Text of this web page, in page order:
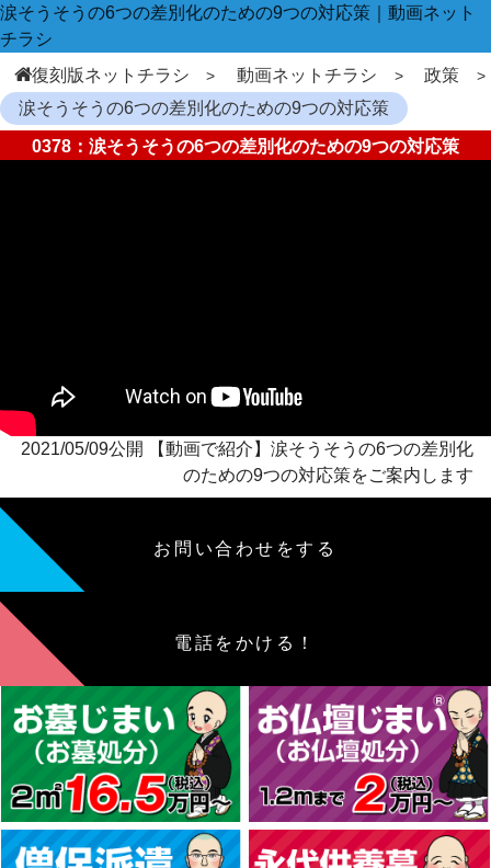
涙そうそうの6つの差別化のための9つの対応策｜動画ネット
チラシ
復刻版ネットチラシ
動画ネットチラシ
政策
涙そうそうの6つの差別化のための9つの対応策
0378：涙そうそうの6つの差別化のための9つの対応策
2021/05/09公開 【動画で紹介】涙そうそうの6つの差別化
のための9つの対応策をご案内します
お問い合わせをする
電話をかける！